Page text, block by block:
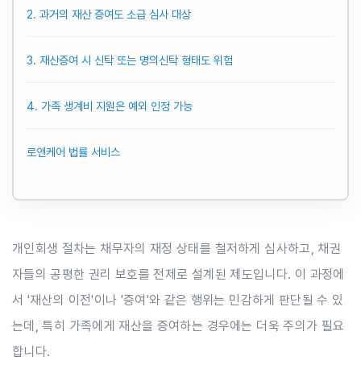
2. 과거의 재산 증여도 소급 심사 대상
3. 재산증여 시 신탁 또는 명의신탁 형태도 위험
4. 가족 생계비 지원은 예외 인정 가능
로앤케어 법률 서비스
개인회생 절차는 채무자의 재정 상태를 철저하게 심사하고, 채권
자들의 공평한 권리 보호를 전제로 설계된 제도입니다. 이 과정에
서 '재산의 이전'이나 '증여'와 같은 행위는 민감하게 판단될 수 있
는데, 특히 가족에게 재산을 증여하는 경우에는 더욱 주의가 필요
합니다.